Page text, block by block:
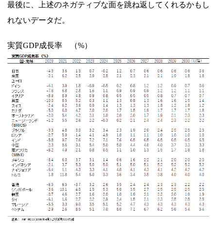
最後に、上述のネガティブな面を跳ね返してくれるかもし
れないデータだ。
実質GDP成長率 （%）